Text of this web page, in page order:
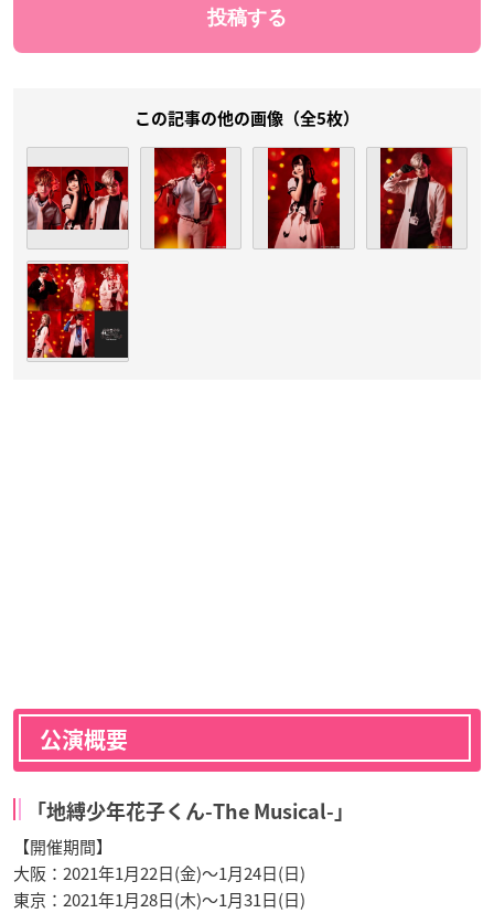
この記事の他の画像（全5枚）
公演概要
「地縛少年花子くん-The Musical-」
【開催期間】
大阪：2021年1月22日(金)～1月24日(日)
東京：2021年1月28日(木)～1月31日(日)